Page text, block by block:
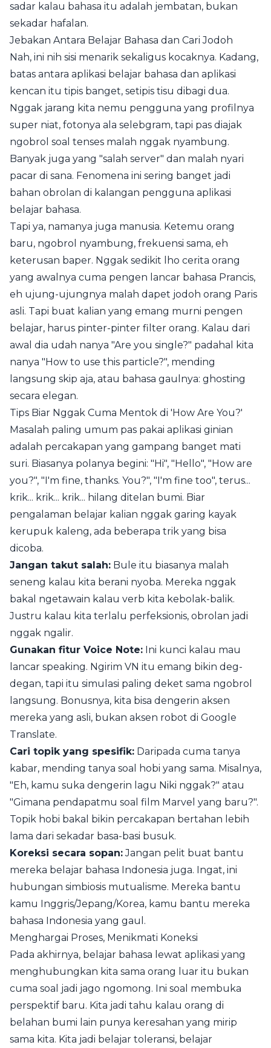
sadar kalau bahasa itu adalah jembatan, bukan
sekadar hafalan.
Jebakan Antara Belajar Bahasa dan Cari Jodoh
Nah, ini nih sisi menarik sekaligus kocaknya. Kadang,
batas antara aplikasi belajar bahasa dan aplikasi
kencan itu tipis banget, setipis tisu dibagi dua.
Nggak jarang kita nemu pengguna yang profilnya
super niat, fotonya ala selebgram, tapi pas diajak
ngobrol soal tenses malah nggak nyambung.
Banyak juga yang "salah server" dan malah nyari
pacar di sana. Fenomena ini sering banget jadi
bahan obrolan di kalangan pengguna aplikasi
belajar bahasa.
Tapi ya, namanya juga manusia. Ketemu orang
baru, ngobrol nyambung, frekuensi sama, eh
keterusan baper. Nggak sedikit lho cerita orang
yang awalnya cuma pengen lancar bahasa Prancis,
eh ujung-ujungnya malah dapet jodoh orang Paris
asli. Tapi buat kalian yang emang murni pengen
belajar, harus pinter-pinter filter orang. Kalau dari
awal dia udah nanya "Are you single?" padahal kita
nanya "How to use this particle?", mending
langsung skip aja, atau bahasa gaulnya: ghosting
secara elegan.
Tips Biar Nggak Cuma Mentok di 'How Are You?'
Masalah paling umum pas pakai aplikasi ginian
adalah percakapan yang gampang banget mati
suri. Biasanya polanya begini: "Hi", "Hello", "How are
you?", "I'm fine, thanks. You?", "I'm fine too", terus...
krik... krik... krik... hilang ditelan bumi. Biar
pengalaman belajar kalian nggak garing kayak
kerupuk kaleng, ada beberapa trik yang bisa
dicoba.
Jangan takut salah: Bule itu biasanya malah
seneng kalau kita berani nyoba. Mereka nggak
bakal ngetawain kalau verb kita kebolak-balik.
Justru kalau kita terlalu perfeksionis, obrolan jadi
nggak ngalir.
Gunakan fitur Voice Note: Ini kunci kalau mau
lancar speaking. Ngirim VN itu emang bikin deg-
degan, tapi itu simulasi paling deket sama ngobrol
langsung. Bonusnya, kita bisa dengerin aksen
mereka yang asli, bukan aksen robot di Google
Translate.
Cari topik yang spesifik: Daripada cuma tanya
kabar, mending tanya soal hobi yang sama. Misalnya,
"Eh, kamu suka dengerin lagu Niki nggak?" atau
"Gimana pendapatmu soal film Marvel yang baru?".
Topik hobi bakal bikin percakapan bertahan lebih
lama dari sekadar basa-basi busuk.
Koreksi secara sopan:Jangan pelit buat bantu
mereka belajar bahasa Indonesia juga. Ingat, ini
hubungan simbiosis mutualisme. Mereka bantu
kamu Inggris/Jepang/Korea, kamu bantu mereka
bahasa Indonesia yang gaul.
Menghargai Proses, Menikmati Koneksi
Pada akhirnya, belajar bahasa lewat aplikasi yang
menghubungkan kita sama orang luar itu bukan
cuma soal jadi jago ngomong. Ini soal membuka
perspektif baru. Kita jadi tahu kalau orang di
belahan bumi lain punya keresahan yang mirip
sama kita. Kita jadi belajar toleransi, belajar